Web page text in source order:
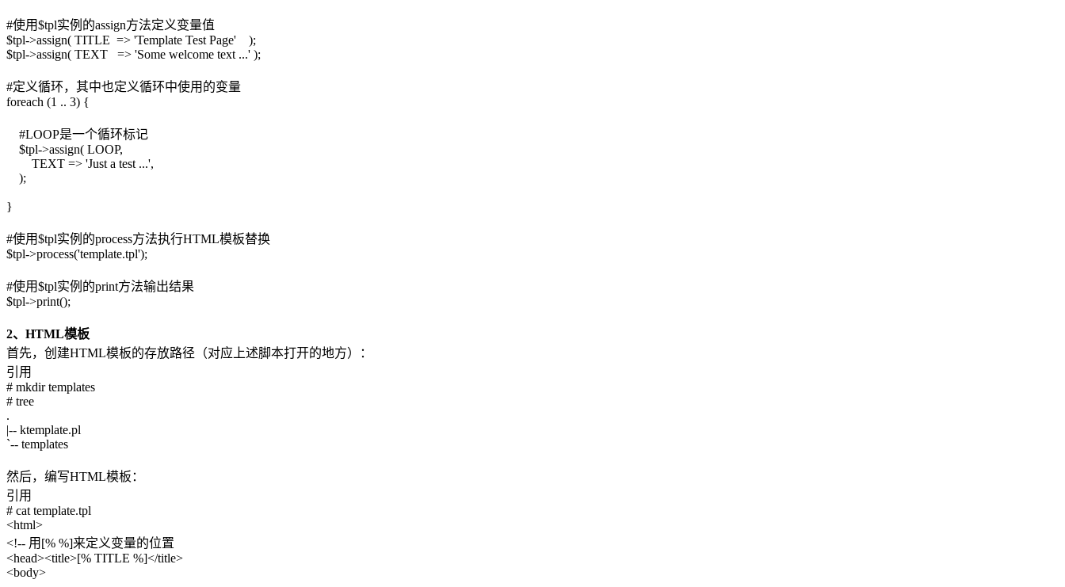
#使用$tpl实例的assign方法定义变量值
$tpl->assign( TITLE => 'Template Test Page' );
$tpl->assign( TEXT => 'Some welcome text ...' );
#定义循环，其中也定义循环中使用的变量
foreach (1 .. 3) {
#LOOP是一个循环标记
$tpl->assign( LOOP,
TEXT => 'Just a test ...',
);
}
#使用$tpl实例的process方法执行HTML模板替换
$tpl->process('template.tpl');
#使用$tpl实例的print方法输出结果
$tpl->print();
2、HTML模板
首先，创建HTML模板的存放路径（对应上述脚本打开的地方）：
引用
# mkdir templates
# tree
.
|-- ktemplate.pl
`-- templates
然后，编写HTML模板：
引用
# cat template.tpl
<html>
<!-- 用[% %]来定义变量的位置
<head><title>[% TITLE %]</title>
<body>